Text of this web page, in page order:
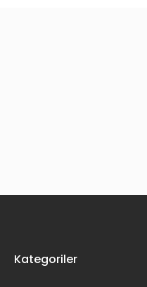
Kategoriler